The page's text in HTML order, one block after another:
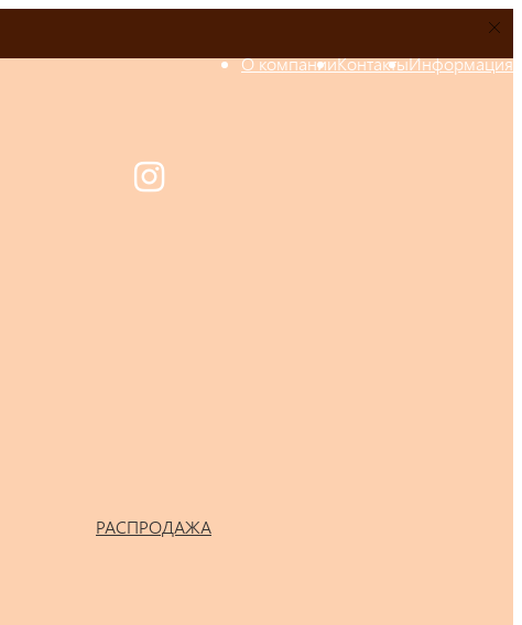
О компанииКонтактыИнформация
РАСПРОДАЖА